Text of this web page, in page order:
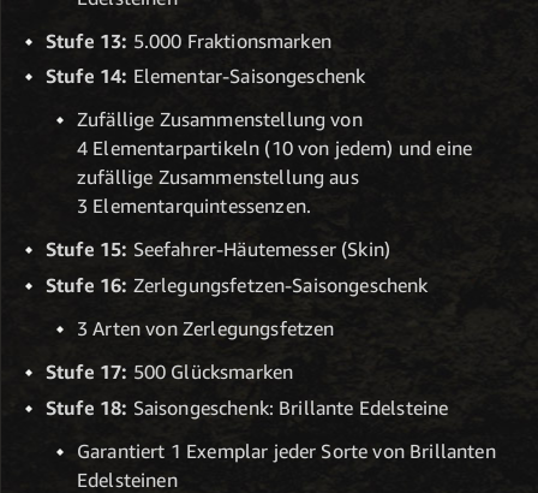
Stufe 13: 5.000 Fraktionsmarken
Stufe 14: Elementar-Saisongeschenk
Zufällige Zusammenstellung von
4 Elementarpartikeln (10 von jedem) und eine
zufällige Zusammenstellung aus
3 Elementarquintessenzen.
Stufe 15: Seefahrer-Häutemesser (Skin)
Stufe 16: Zerlegungsfetzen-Saisongeschenk
3 Arten von Zerlegungsfetzen
Stufe 17: 500 Glücksmarken
Stufe 18: Saisongeschenk: Brillante Edelsteine
Garantiert 1 Exemplar jeder Sorte von Brillanten
Edelsteinen